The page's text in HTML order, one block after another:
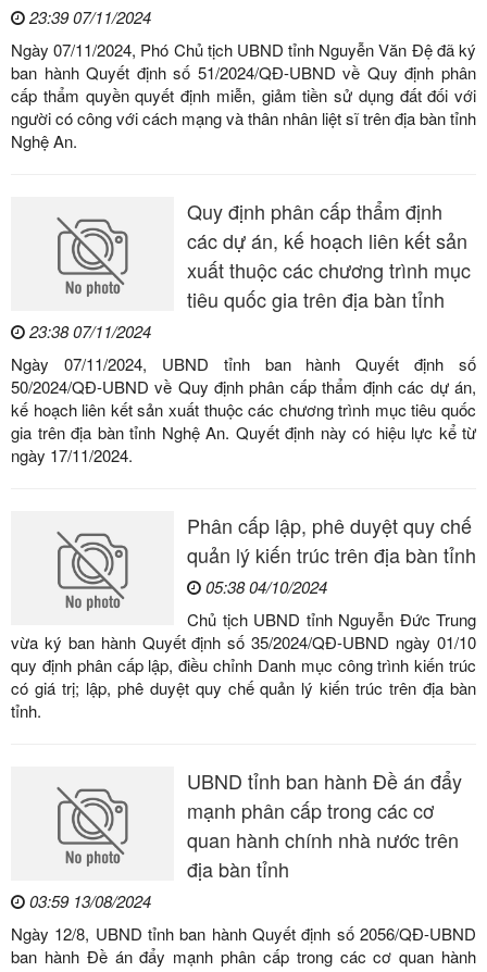
23:39 07/11/2024
Ngày 07/11/2024, Phó Chủ tịch UBND tỉnh Nguyễn Văn Đệ đã ký
ban hành Quyết định số 51/2024/QĐ-UBND về Quy định phân
cấp thẩm quyền quyết định miễn, giảm tiền sử dụng đất đối với
người có công với cách mạng và thân nhân liệt sĩ trên địa bàn tỉnh
Nghệ An.
Quy định phân cấp thẩm định
các dự án, kế hoạch liên kết sản
xuất thuộc các chương trình mục
tiêu quốc gia trên địa bàn tỉnh
23:38 07/11/2024
Ngày 07/11/2024, UBND tỉnh ban hành Quyết định số
50/2024/QĐ-UBND về Quy định phân cấp thẩm định các dự án,
kế hoạch liên kết sản xuất thuộc các chương trình mục tiêu quốc
gia trên địa bàn tỉnh Nghệ An. Quyết định này có hiệu lực kể từ
ngày 17/11/2024.
Phân cấp lập, phê duyệt quy chế
quản lý kiến trúc trên địa bàn tỉnh
05:38 04/10/2024
Chủ tịch UBND tỉnh Nguyễn Đức Trung
vừa ký ban hành Quyết định số 35/2024/QĐ-UBND ngày 01/10
quy định phân cấp lập, điều chỉnh Danh mục công trình kiến trúc
có giá trị; lập, phê duyệt quy chế quản lý kiến trúc trên địa bàn
tỉnh.
UBND tỉnh ban hành Đề án đẩy
mạnh phân cấp trong các cơ
quan hành chính nhà nước trên
địa bàn tỉnh
03:59 13/08/2024
Ngày 12/8, UBND tỉnh ban hành Quyết định số 2056/QĐ-UBND
ban hành Đề án đẩy mạnh phân cấp trong các cơ quan hành